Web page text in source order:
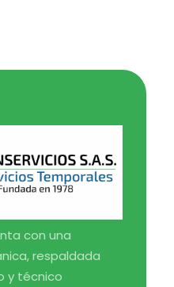
con una
respaldada
y técnico